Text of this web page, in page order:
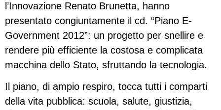
l’Innovazione Renato Brunetta, hanno
presentato congiuntamente il cd. “Piano E-
Government 2012”: un progetto per snellire e
rendere più efficiente la costosa e complicata
macchina dello Stato, sfruttando la tecnologia.
Il piano, di ampio respiro, tocca tutti i comparti
della vita pubblica: scuola, salute, giustizia,